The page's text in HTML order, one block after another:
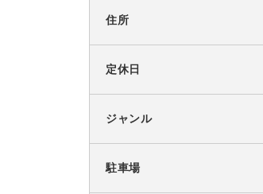
住所
定休日
ジャンル
駐車場